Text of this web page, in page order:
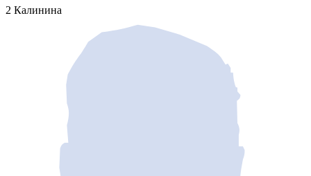
2 Калинина